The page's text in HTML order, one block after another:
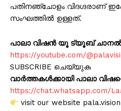
പതിനഞ്ചോളം വിദഗ്ദരാണ്
സംഘത്തില്‍ ഉള്ളത്.
പാലാ വിഷൻ യൂ ട്യൂബ്
https://youtube.com/
SUBSCRIBE ചെയ്യുക
വാർത്തകൾക്കായി പാലാ
https://chat.whatsapp.com/
visit our website pala.vision